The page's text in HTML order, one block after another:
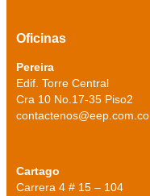
Oficinas
Pereira
Edif. Torre Central
Cra 10 No.17-35 Piso2
contactenos@eep.com.co
Cartago
Carrera 4 # 15 – 104